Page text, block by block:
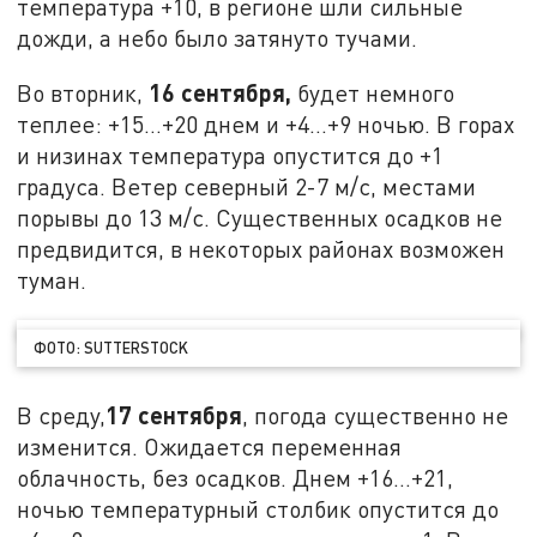
температура +10, в регионе шли сильные
дожди, а небо было затянуто тучами.
Во вторник, 16 сентября, будет немного
теплее: +15…+20 днем и +4…+9 ночью. В горах
и низинах температура опустится до +1
градуса. Ветер северный 2-7 м/с, местами
порывы до 13 м/с. Существенных осадков не
предвидится, в некоторых районах возможен
туман.
ФОТО: SUTTERSTOCK
В среду,17 сентября, погода существенно не
изменится. Ожидается переменная
облачность, без осадков. Днем +16…+21,
ночью температурный столбик опустится до